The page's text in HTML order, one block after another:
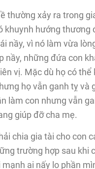
thường xảy ra trong
khuynh hướng thương
nầy, vì nó làm vừa
nầy, những đứa con
vị. Mặc dù họ có thể
họ vẫn ganh tỵ và
làm con nhưng vẫn
giúp đỡ cha mẹ.
chia gia tài cho con
trường hợp sau khi
mạnh ai nấy lo phần